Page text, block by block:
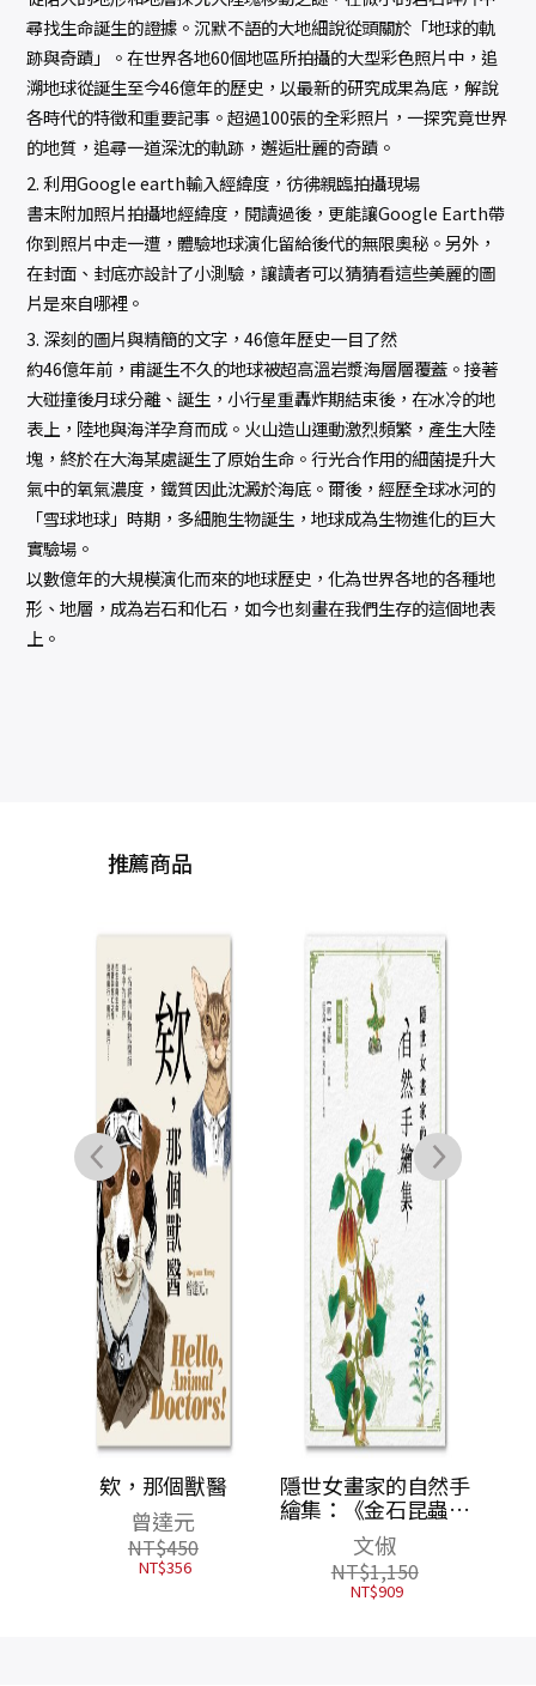
尋找生命誕生的證據。沉默不語的大地細說從頭關於「地球的軌
跡與奇蹟」。在世界各地60個地區所拍攝的大型彩色照片中，追
溯地球從誕生至今46億年的歷史，以最新的研究成果為底，解說
各時代的特徵和重要記事。超過100張的全彩照片，一探究竟世界
的地質，追尋一道深沈的軌跡，邂逅壯麗的奇蹟。
2. 利用Google earth輸入經緯度，彷彿親臨拍攝現場
書末附加照片拍攝地經緯度，閱讀過後，更能讓Google Earth帶
你到照片中走一遭，體驗地球演化留給後代的無限奧秘。另外，
在封面、封底亦設計了小測驗，讓讀者可以猜猜看這些美麗的圖
片是來自哪裡。
3. 深刻的圖片與精簡的文字，46億年歷史一目了然
約46億年前，甫誕生不久的地球被超高溫岩漿海層層覆蓋。接著
大碰撞後月球分離、誕生，小行星重轟炸期結束後，在冰冷的地
表上，陸地與海洋孕育而成。火山造山運動激烈頻繁，產生大陸
塊，終於在大海某處誕生了原始生命。行光合作用的細菌提升大
氣中的氧氣濃度，鐵質因此沈澱於海底。爾後，經歷全球冰河的
「雪球地球」時期，多細胞生物誕生，地球成為生物進化的巨大
實驗場。
以數億年的大規模演化而來的地球歷史，化為世界各地的各種地
形、地層，成為岩石和化石，如今也刻畫在我們生存的這個地表
上。
推薦商品
欸，那個獸醫
曾達元
NT$450
NT$356
隱世女畫家的自然手
繪集：《金石昆蟲草
木狀》藥草篇
文俶
NT$1,150
NT$909